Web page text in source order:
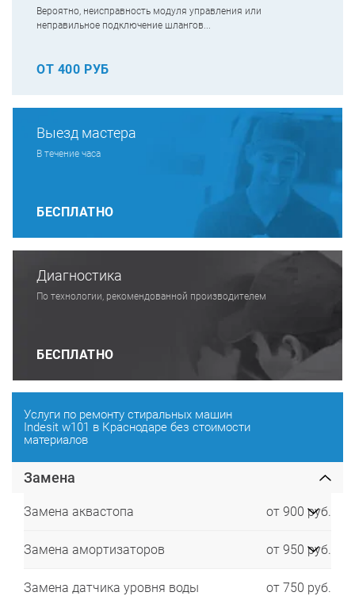
Вероятно, неисправность модуля управления или
неправильное подключение шлангов...
ОТ 400 РУБ
Выезд мастера
В течение часа
БЕСПЛАТНО
Диагностика
По технологии, рекомендованной производителем
БЕСПЛАТНО
Услуги по ремонту стиральных машин
Indesit w101 в Краснодаре без стоимости
материалов
Замена
Замена аквастопа от 900 руб.
Замена амортизаторов от 950 руб.
Замена датчика уровня воды от 750 руб.